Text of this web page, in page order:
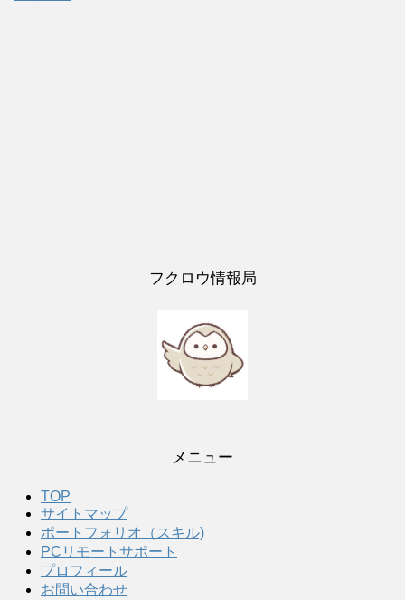
フクロウ情報局
メニュー
TOP
サイトマップ
ポートフォリオ（スキル)
PCリモートサポート
プロフィール
お問い合わせ